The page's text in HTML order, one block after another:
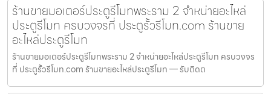
ร้านขายมอเตอร์ประตูรีโมทพระราม 2 จำหน่ายอะไหล่
ประตูรีโมท ครบวงจรที่ ประตูรั้วรีโมท.com ร้านขาย
อะไหล่ประตูรีโมท
ร้านขายมอเตอร์ประตูรีโมทพระราม 2 จำหน่ายอะไหล่ประตูรีโมท ครบวงจร
ที่ ประตูรั้วรีโมท.com ร้านขายอะไหล่ประตูรีโมท — รับติดต